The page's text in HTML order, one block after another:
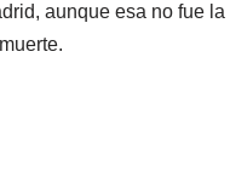
aunque esa no fue la